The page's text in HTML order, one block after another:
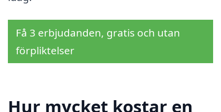
Få 3 erbjudanden, gratis och utan
förpliktelser
Hur mycket kostar en